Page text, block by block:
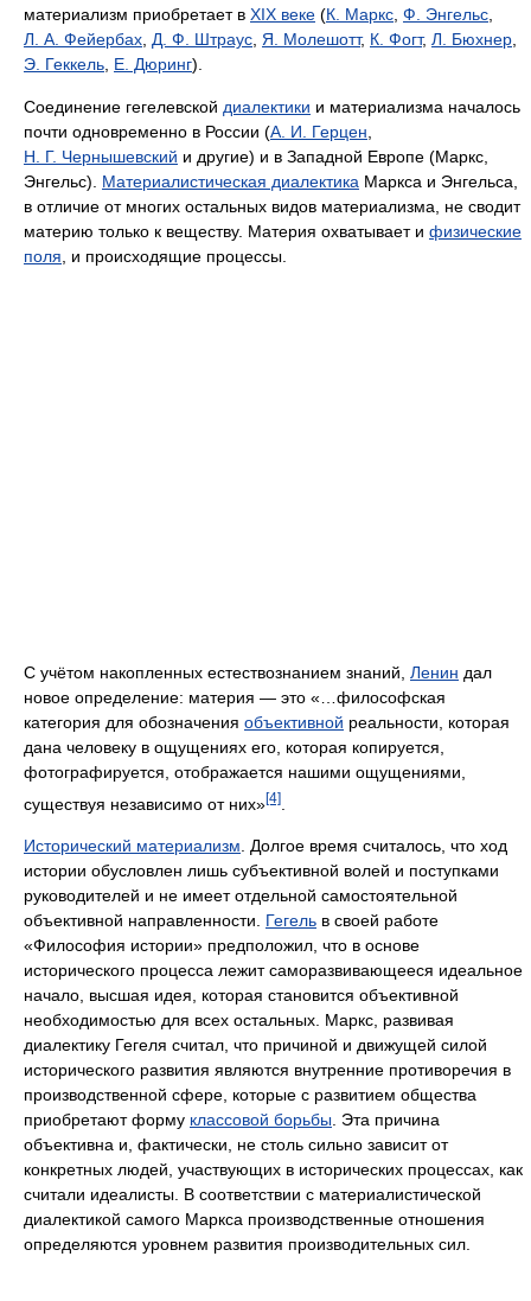
материализм приобретает в XIX веке (К. Маркс Ф. Энгельс
Л. А. Фейербах Д. Ф. Штраус Я. Молешотт, К. Фогт, Л. Бюхнер
Э. Геккель Е. Дюринг).
Соединение гегелевской диалектики и материализма началось
почти одновременно в России (А. И. Герцен
Н. Г. Чернышевский и другие) и в Западной Европе (Маркс,
Энгельс). Материалистическая диалектика Маркса и Энгельса,
в отличие от многих остальных видов материализма, не сводит
материю только к веществу. Материя охватывает и физические
поля , и происходящие процессы.
С учётом накопленных естествознанием знаний, Ленин дал
новое определение: материя — это «…философская
категория для обозначения объективной реальности, которая
дана человеку в ощущениях его, которая копируется,
фотографируется, отображается нашими ощущениями,
существуя независимо от них»[4]
Исторический материализм. Долгое время считалось, что ход
истории обусловлен лишь субъективной волей и поступками
руководителей и не имеет отдельной самостоятельной
объективной направленности. Гегель в своей работе
«Философия истории» предположил, что в основе
исторического процесса лежит саморазвивающееся идеальное
начало, высшая идея, которая становится объективной
необходимостью для всех остальных. Маркс, развивая
диалектику Гегеля считал, что причиной и движущей силой
исторического развития являются внутренние противоречия в
производственной сфере, которые с развитием общества
приобретают форму классовой борьбы. Эта причина
объективна и, фактически, не столь сильно зависит от
конкретных людей, участвующих в исторических процессах, как
считали идеалисты. В соответствии с материалистической
диалектикой самого Маркса производственные отношения
определяются уровнем развития производительных сил.